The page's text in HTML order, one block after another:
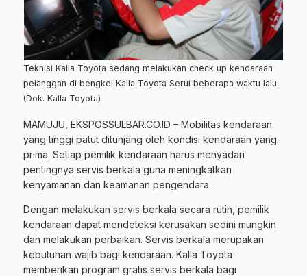
Teknisi Kalla Toyota sedang melakukan check up kendaraan
pelanggan di bengkel Kalla Toyota Serui beberapa waktu lalu.
(Dok. Kalla Toyota)
MAMUJU, EKSPOSSULBAR.CO.ID – Mobilitas kendaraan
yang tinggi patut ditunjang oleh kondisi kendaraan yang
prima. Setiap pemilik kendaraan harus menyadari
pentingnya servis berkala guna meningkatkan
kenyamanan dan keamanan pengendara.
Dengan melakukan servis berkala secara rutin, pemilik
kendaraan dapat mendeteksi kerusakan sedini mungkin
dan melakukan perbaikan. Servis berkala merupakan
kebutuhan wajib bagi kendaraan. Kalla Toyota
memberikan program gratis servis berkala bagi